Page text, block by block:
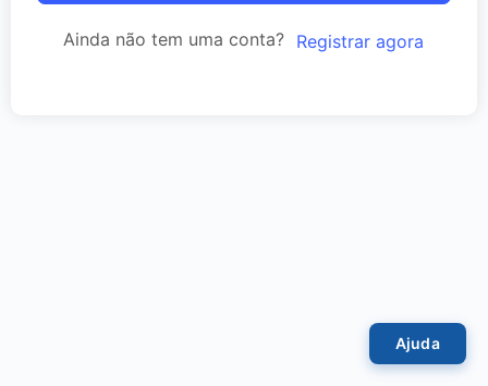
Ainda não tem uma conta? Registrar agora
Ajuda